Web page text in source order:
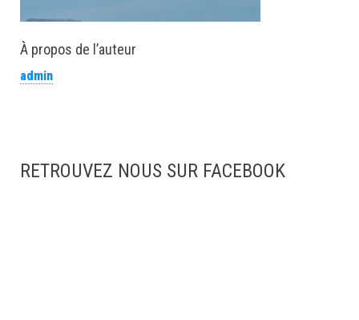
À propos de l’auteur
admin
RETROUVEZ NOUS SUR FACEBOOK